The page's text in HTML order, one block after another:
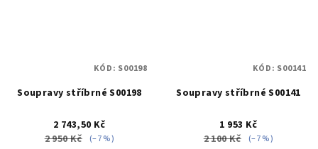
Soupravy stříbrné S00198
2 743,50 Kč
2 950 Kč (–7 %)
KÓD: S00198
Soupravy stříbrné S00141
1 953 Kč
2 100 Kč (–7 %)
KÓD: S00141